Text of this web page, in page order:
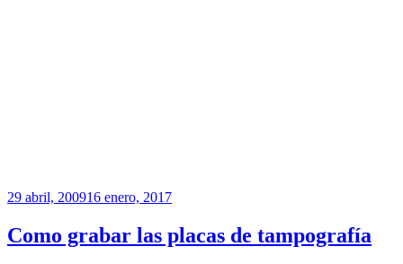
Publicado
29 abril, 200916 enero, 2017
Como grabar las placas de tampografía